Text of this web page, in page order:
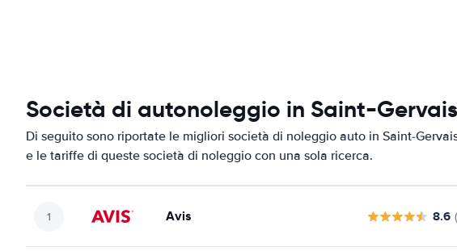
Società di autonoleggio in Saint-Gervais
Di seguito sono riportate le migliori società di noleggio auto in Saint-
e le tariffe di queste società di noleggio con una sola ricerca.
Avis 8.6